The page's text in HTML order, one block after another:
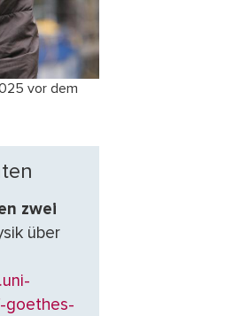
vor dem
zwei
über
goethes-